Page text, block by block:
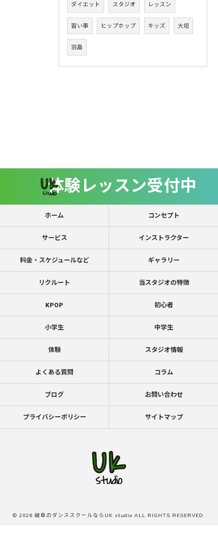
ダイエット スタジオ レッスン
習い事 ヒップホップ キッズ 大垣
羽島
体験レッスン受付中
ホーム コンセプト
サービス インストラクター
料金・スケジュールなど ギャラリー
リクルート 当スタジオの特徴
KPOP 初心者
小学生 中学生
体験 スタジオ情報
よくある質問 コラム
ブログ お問い合わせ
プライバシーポリシー サイトマップ
© 2026 岐阜のダンススクールならUK studio ALL RIGHTS RESERVED.